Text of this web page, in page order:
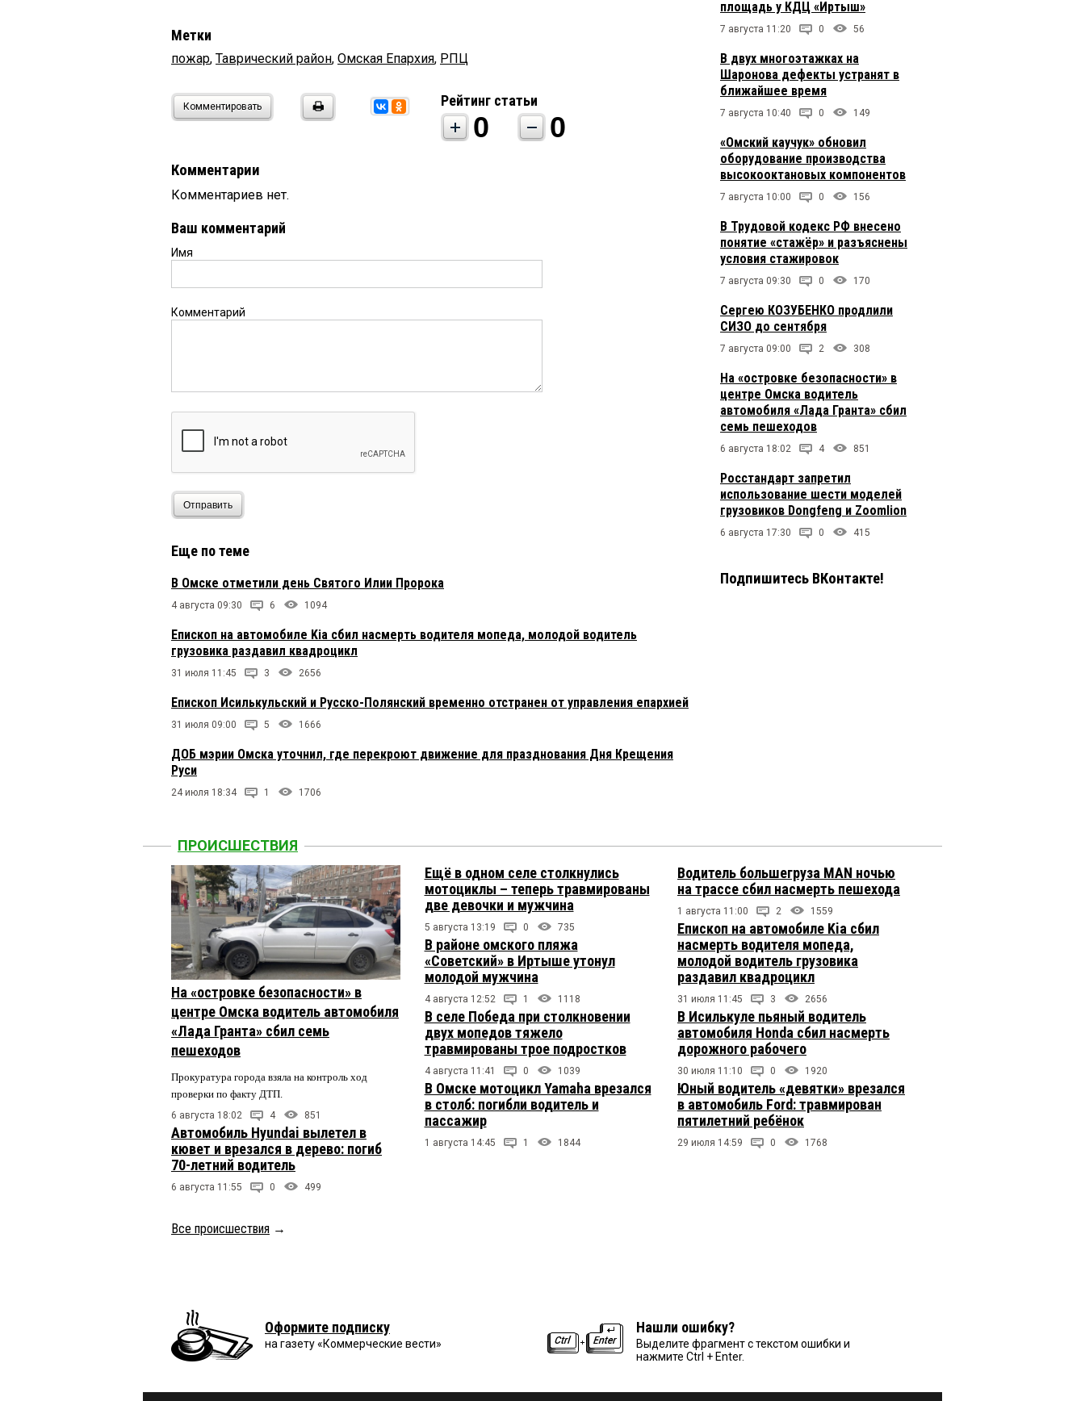
Метки
пожар, Таврический район, Омская Епархия, РПЦ
Комментировать Рейтинг статьи
0 0
Комментарии
Комментариев нет.
Ваш комментарий
Имя
Комментарий
Отправить
Еще по теме
В Омске отметили день Святого Илии Пророка
4 августа 09:30 6 1094
Епископ на автомобиле Kia сбил насмерть водителя мопеда, молодой водитель
грузовика раздавил квадроцикл
31 июля 11:45 3 2656
Епископ Исилькульский и Русско-Полянский временно отстранен от управления епархией
31 июля 09:00 5 1666
ДОБ мэрии Омска уточнил, где перекроют движение для празднования Дня Крещения
Руси
24 июля 18:34 1 1706
площадь у КДЦ «Иртыш»
7 августа 11:20 0 56
В двух многоэтажках на
Шаронова дефекты устранят в
ближайшее время
7 августа 10:40 0 149
«Омский каучук» обновил
оборудование производства
высокооктановых компонентов
7 августа 10:00 0 156
В Трудовой кодекс РФ внесено
понятие «стажёр» и разъяснены
условия стажировок
7 августа 09:30 0 170
Сергею КОЗУБЕНКО продлили
СИЗО до сентября
7 августа 09:00 2 308
На «островке безопасности» в
центре Омска водитель
автомобиля «Лада Гранта» сбил
семь пешеходов
6 августа 18:02 4 851
Росстандарт запретил
использование шести моделей
грузовиков Dongfeng и Zoomlion
6 августа 17:30 0 415
Подпишитесь ВКонтакте!
ПРОИСШЕСТВИЯ
На «островке безопасности» в
центре Омска водитель автомобиля
«Лада Гранта» сбил семь
пешеходов
Прокуратура города взяла на контроль ход
проверки по факту ДТП.
6 августа 18:02 4 851
Автомобиль Hyundai вылетел в
кювет и врезался в дерево: погиб
70-летний водитель
6 августа 11:55 0 499
Ещё в одном селе столкнулись
мотоциклы – теперь травмированы
две девочки и мужчина
5 августа 13:19 0 735
В районе омского пляжа
«Советский» в Иртыше утонул
молодой мужчина
4 августа 12:52 1 1118
В селе Победа при столкновении
двух мопедов тяжело
травмированы трое подростков
4 августа 11:41 0 1039
В Омске мотоцикл Yamaha врезался
в столб: погибли водитель и
пассажир
1 августа 14:45 1 1844
Водитель большегруза MAN ночью
на трассе сбил насмерть пешехода
1 августа 11:00 2 1559
Епископ на автомобиле Kia сбил
насмерть водителя мопеда,
молодой водитель грузовика
раздавил квадроцикл
31 июля 11:45 3 2656
В Исилькуле пьяный водитель
автомобиля Honda сбил насмерть
дорожного рабочего
30 июля 11:10 0 1920
Юный водитель «девятки» врезался
в автомобиль Ford: травмирован
пятилетний ребёнок
29 июля 14:59 0 1768
Все происшествия →
Оформите подписку
на газету «Коммерческие вести»
Нашли ошибку?
Выделите фрагмент с текстом ошибки и
нажмите Ctrl + Enter.